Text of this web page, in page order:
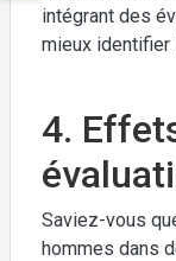
intégrant des
mieux identifier
4.
Saviez-vous
hommes dans